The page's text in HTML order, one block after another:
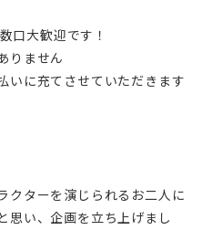
口大歓迎です！
りません
いに充てさせていただきます
クターを演じられるお二人に
思い、企画を立ち上げまし